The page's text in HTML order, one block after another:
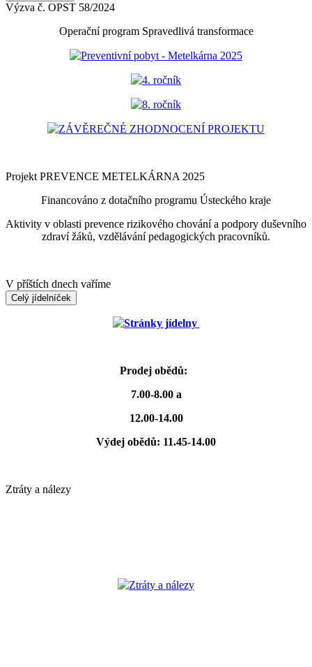
Výzva č. OPST 58/2024
Operační program Spravedlivá transformace
Preventivní pobyt - Metelkárna 2025
4. ročník
8. ročník
ZÁVĚREČNÉ ZHODNOCENÍ PROJEKTU
Projekt PREVENCE METELKÁRNA 2025
Financováno z dotačního programu Ústeckého kraje
Aktivity v oblasti prevence rizikového chování a podpory duševního
zdraví žáků, vzdělávání pedagogických pracovníků.
V příštích dnech vaříme
Celý jídelníček
Stránky jídelny
Prodej obědů:
7.00-8.00 a
12.00-14.00
Výdej obědů: 11.45-14.00
Ztráty a nálezy
Ztráty a nálezy